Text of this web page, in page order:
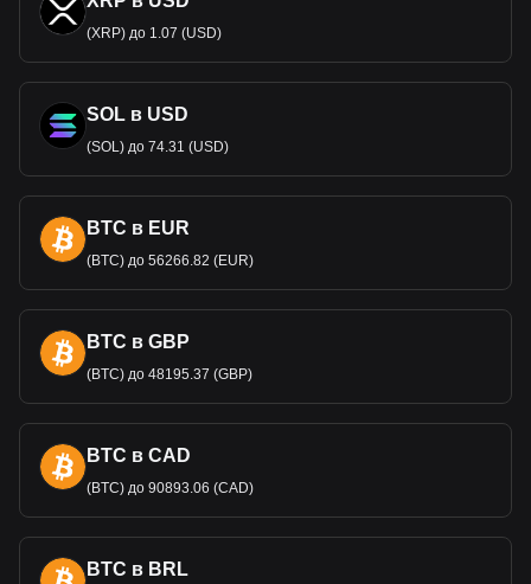
(XRP) до 1.07 (USD)
SOL в USD
(SOL) до 74.31 (USD)
BTC в EUR
(BTC) до 56266.82 (EUR)
BTC в GBP
(BTC) до 48195.37 (GBP)
BTC в CAD
(BTC) до 90893.06 (CAD)
BTC в BRL